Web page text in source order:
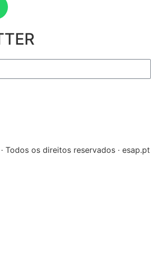
os direitos reservados · esap.pt